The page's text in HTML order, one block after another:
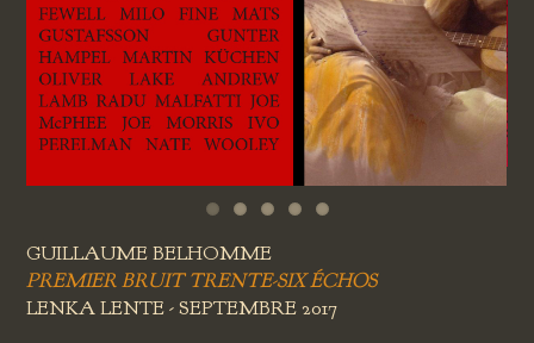
GUILLAUME BELHOMME
PREMIER BRUIT TRENTE-SIX ÉCHOS
LENKA LENTE - SEPTEMBRE 2017